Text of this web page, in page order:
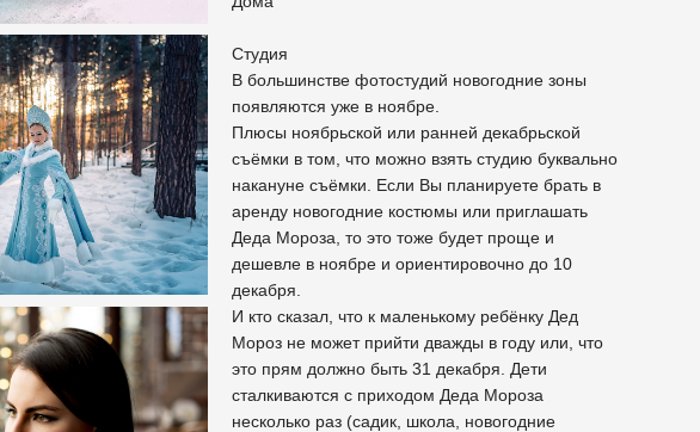
Студия
В большинстве фотостудий новогодние зоны
появляются уже в ноябре.
Плюсы ноябрьской или ранней декабрьской
съёмки в том, что можно взять студию буквально
накануне съёмки. Если Вы планируете брать в
аренду новогодние костюмы или приглашать
Деда Мороза, то это тоже будет проще и
дешевле в ноябре и ориентировочно до 10
декабря.
И кто сказал, что к маленькому ребёнку Дед
Мороз не может прийти дважды в году или, что
это прям должно быть 31 декабря. Дети
сталкиваются с приходом Деда Мороза
несколько раз (садик, школа, новогодние